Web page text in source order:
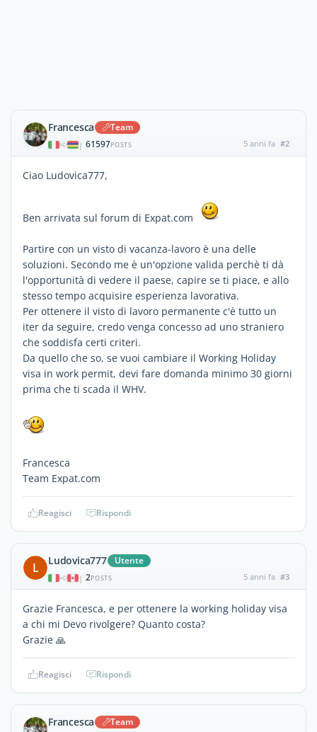
Francesca Team
| 61597POSTS 5 anni fa #2
Ciao Ludovica777,
Ben arrivata sul forum di Expat.com
Partire con un visto di vacanza-lavoro è una delle
soluzioni. Secondo me è un'opzione valida perchè ti dà
l'opportunità di vedere il paese, capire se ti piace, e allo
stesso tempo acquisire esperienza lavorativa.
Per ottenere il visto di lavoro permanente c'è tutto un
iter da seguire, credo venga concesso ad uno straniero
che soddisfa certi criteri.
Da quello che so, se vuoi cambiare il Working Holiday
visa in work permit, devi fare domanda minimo 30 giorni
prima che ti scada il WHV.
Francesca
Team Expat.com
Reagisci Rispondi
L Ludovica777 Utente
| 2POSTS 5 anni fa #3
Grazie Francesca, e per ottenere la working holiday visa
a chi mi Devo rivolgere? Quanto costa?
Grazie 🙏
Reagisci Rispondi
Francesca Team